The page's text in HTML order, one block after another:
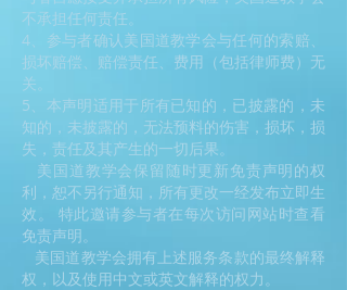
不承担任何责任。
4、参与者确认美国道教学会与任何的索赔、
损坏赔偿、赔偿责任、费用（包括律师费）无
关。
5、本声明适用于所有已知的，已披露的，未
知的，未披露的，无法预料的伤害，损坏，损
失，责任及其产生的一切后果。
美国道教学会保留随时更新免责声明的权
利，恕不另行通知，所有更改一经发布立即生
效。 特此邀请参与者在每次访问网站时查看
免责声明。
美国道教学会拥有上述服务条款的最终解释
权，以及使用中文或英文解释的权力。